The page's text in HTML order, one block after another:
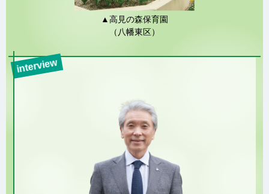
▲高見の森保育園
（八幡東区）
interview